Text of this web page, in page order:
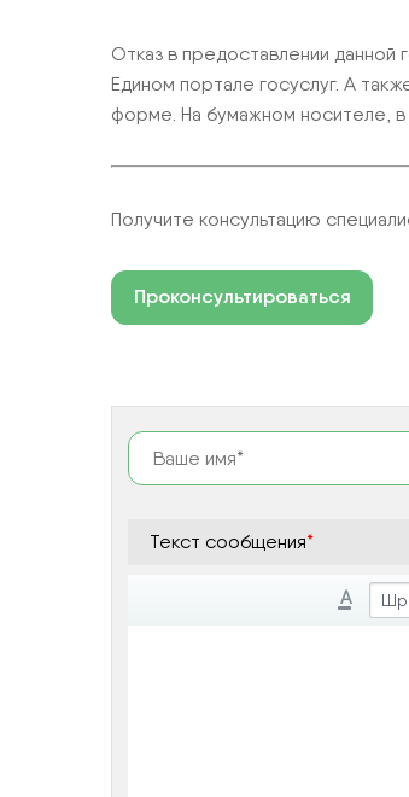
Отказ в предоставлении
Едином портале госуслуг. А
форме. На бумажном носителе,
Получите консультацию
Проконсультироваться
Текст сообщения*
A